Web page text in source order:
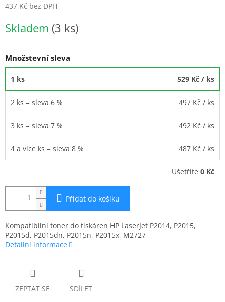
437 Kč bez DPH
cena:
Skladem (3 ks)
Množstevní sleva
1 ks 529 Kč / ks
2 ks = sleva 6 % 497 Kč / ks
3 ks = sleva 7 % 492 Kč / ks
4 a více ks = sleva 8 % 487 Kč / ks
Ušetříte 0 Kč
Přidat do košíku
Kompatibilní toner do tiskáren HP LaserJet P2014, P2015,
P2015d, P2015dn, P2015n, P2015x, M2727
Detailní informace
ZEPTAT SE SDÍLET